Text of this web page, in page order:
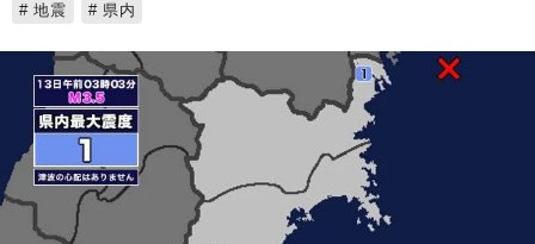
地震
県内